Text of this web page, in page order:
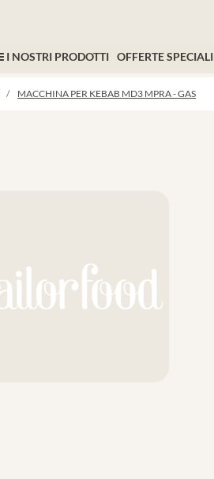
I NOSTRI PRODOTTI OFFERTE SPECIALI
MACCHINA PER KEBAB MD3 MPRA - GAS